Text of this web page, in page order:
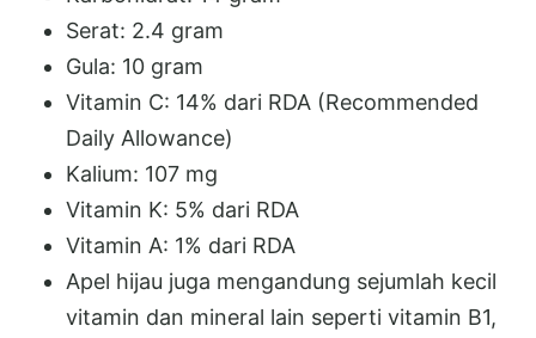
Serat: 2.4 gram
Gula: 10 gram
Vitamin C: 14% dari RDA (Recommended
Daily Allowance)
Kalium: 107 mg
Vitamin K: 5% dari RDA
Vitamin A: 1% dari RDA
Apel hijau juga mengandung sejumlah kecil
vitamin dan mineral lain seperti vitamin B1,